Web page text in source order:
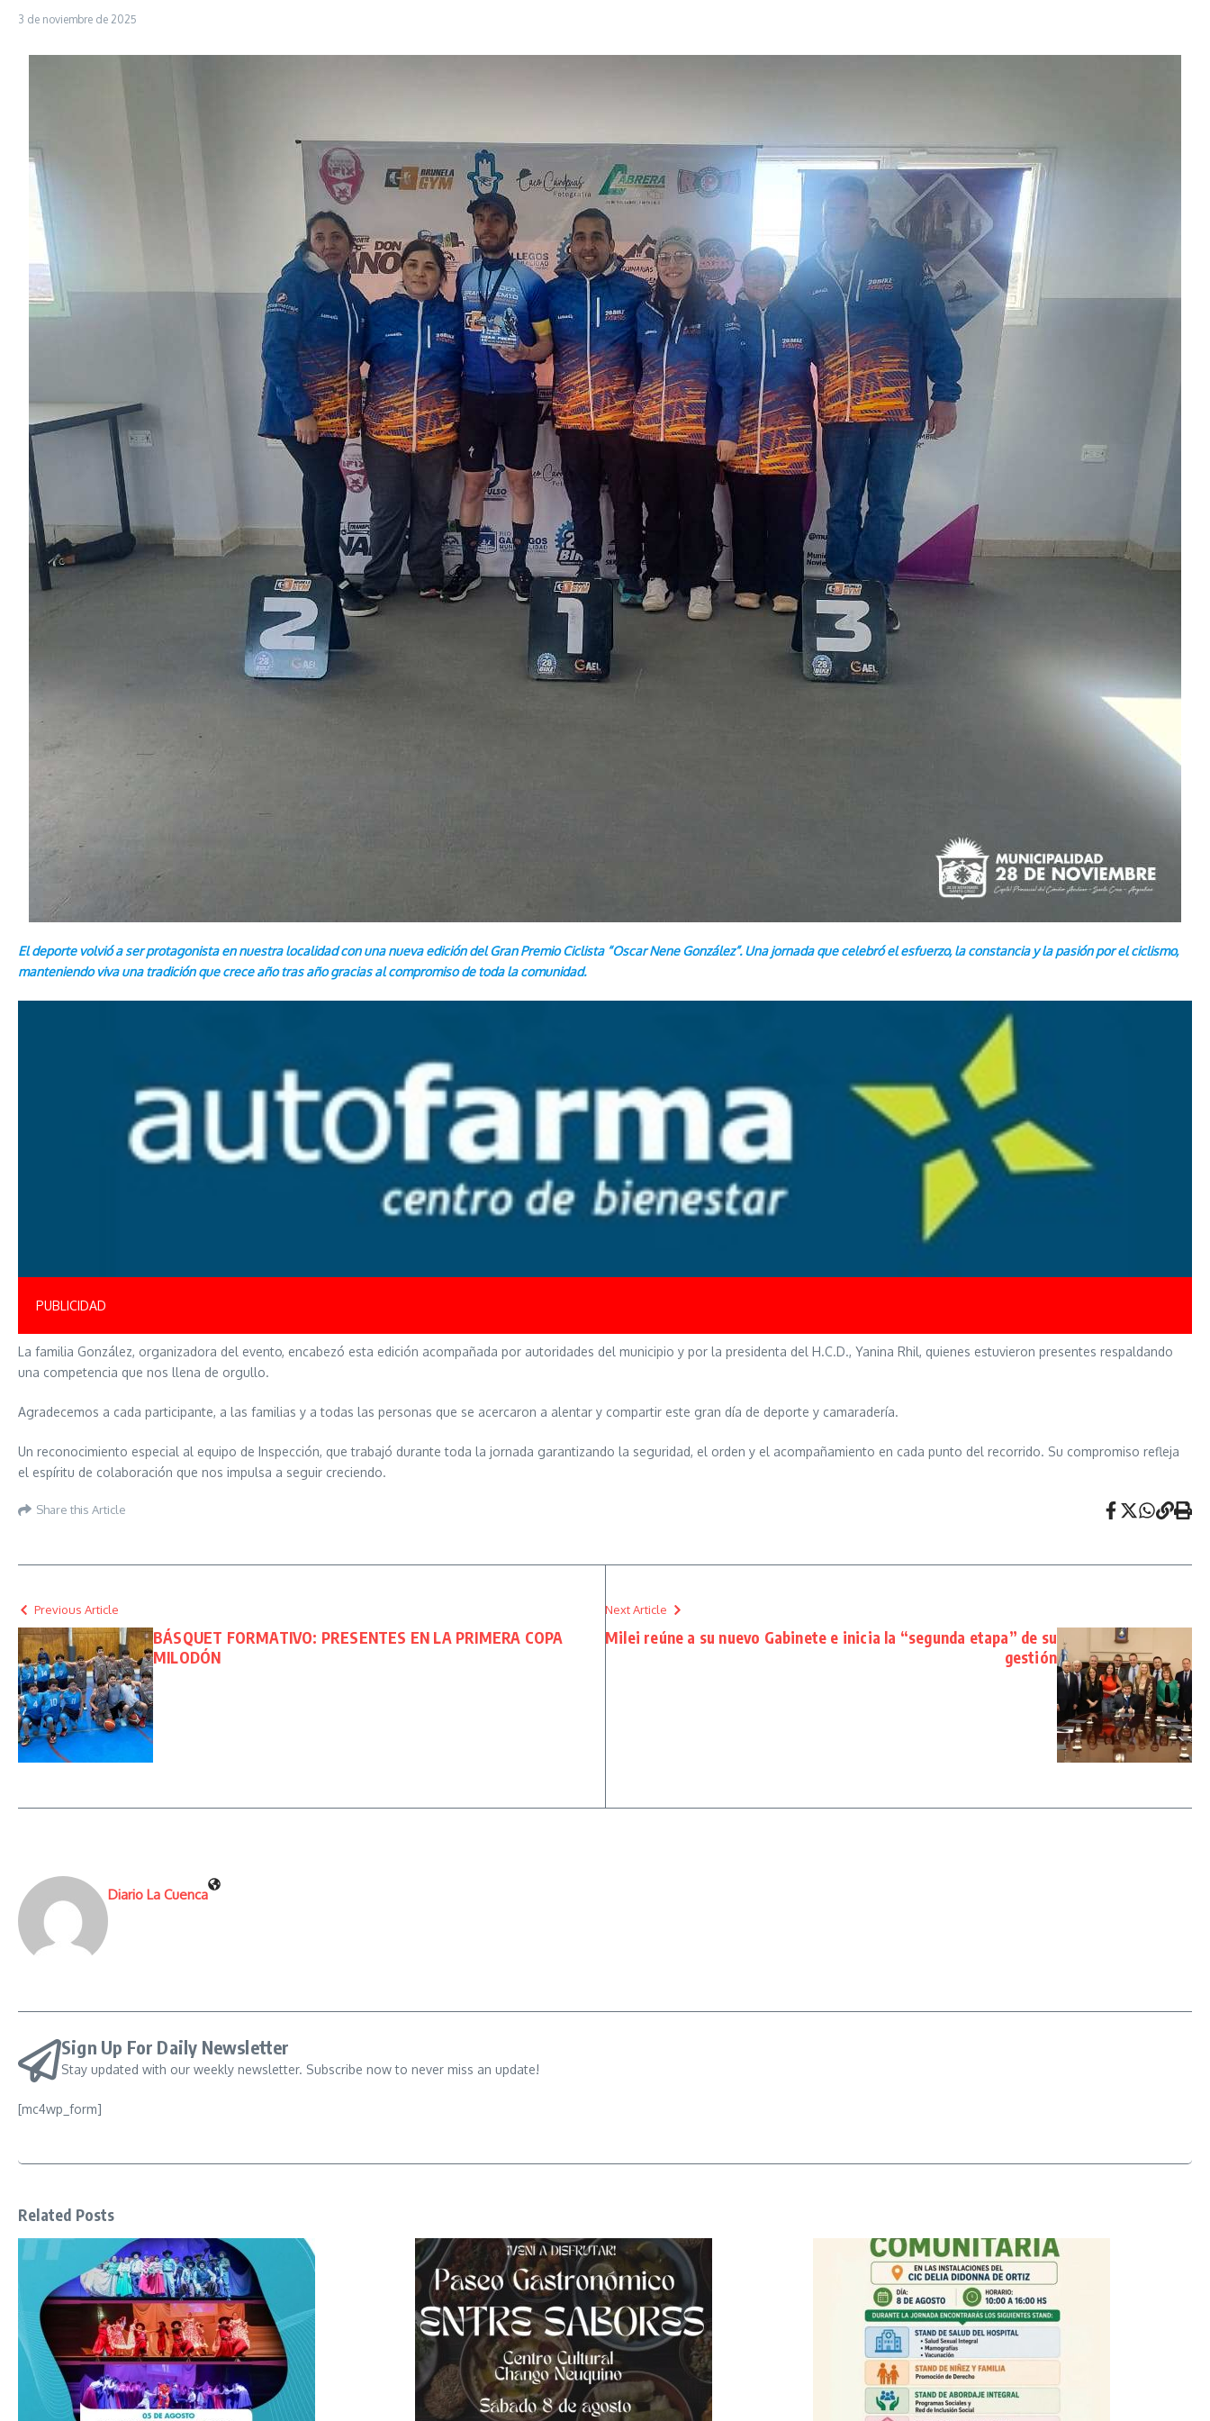
3 de noviembre de 2025
El deporte volvió a ser protagonista en nuestra localidad con una nueva edición del Gran Premio Ciclista “Oscar Nene González”. Una jornada que celebró el esfuerzo, la constancia y la pasión por el ciclismo,
manteniendo viva una tradición que crece año tras año gracias al compromiso de toda la comunidad.
PUBLICIDAD
La familia González, organizadora del evento, encabezó esta edición acompañada por autoridades del municipio y por la presidenta del H.C.D., Yanina Rhil, quienes estuvieron presentes respaldando
una competencia que nos llena de orgullo.
Agradecemos a cada participante, a las familias y a todas las personas que se acercaron a alentar y compartir este gran día de deporte y camaradería.
Un reconocimiento especial al equipo de Inspección, que trabajó durante toda la jornada garantizando la seguridad, el orden y el acompañamiento en cada punto del recorrido. Su compromiso refleja
el espíritu de colaboración que nos impulsa a seguir creciendo.
Share this Article
Previous Article
BÁSQUET FORMATIVO: PRESENTES EN LA PRIMERA COPA
MILODÓN
Next Article
Milei reúne a su nuevo Gabinete e inicia la “segunda etapa” de su
gestión
Diario La Cuenca
Sign Up For Daily Newsletter
Stay updated with our weekly newsletter. Subscribe now to never miss an update!
[mc4wp_form]
Related Posts